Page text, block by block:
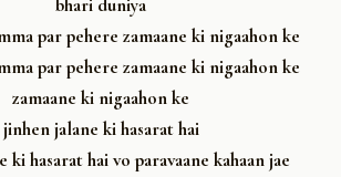
par pehere zamaane ki nigaahon ke
par pehere zamaane ki nigaahon ke
zamaane ki nigaahon ke
jinhen jalane ki hasarat hai
ki hasarat hai vo paravaane kahaan jae